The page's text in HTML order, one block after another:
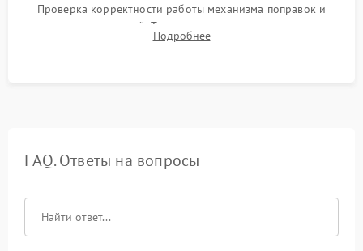
Проверка корректности работы механизма поправок и
отсутствия искажений. Тестирование прицела на ударном
стенде для подтверждения устойчивости к отдаче оружия и
Подробнее
FAQ. Ответы на вопросы